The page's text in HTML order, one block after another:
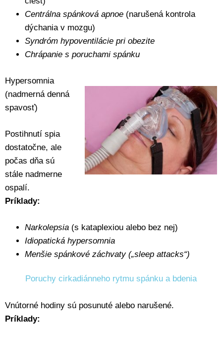
Centrálna spánková apnoe (narušená kontrola
dýchania v mozgu)
Syndróm hypoventilácie pri obezite
Chrápanie s poruchami spánku
Hypersomnia
(nadmerná denná
spavosť)
Postihnutí spia
dostatočne, ale
počas dňa sú
stále nadmerne
ospalí.
Príklady:
Narkolepsia (s kataplexiou alebo bez nej)
Idiopatická hypersomnia
Menšie spánkové záchvaty („sleep attacks“)
Poruchy cirkadiánneho rytmu spánku a bdenia
Vnútorné hodiny sú posunuté alebo narušené.
Príklady: